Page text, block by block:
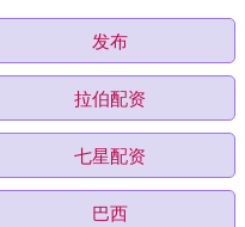
发布
拉伯配资
七星配资
巴西